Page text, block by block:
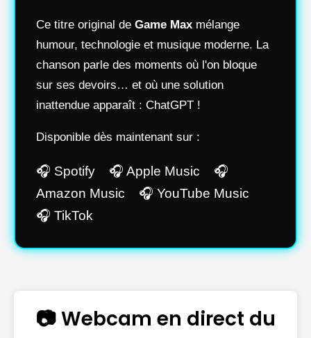
Ce titre original de Game Max mélange
humour, technologie et musique moderne. La
chanson parle des moments où l'on bloque
sur ses devoirs… et où une solution
inattendue apparaît : ChatGPT !
Disponible dès maintenant sur :
🎧 Spotify 🎧 Apple Music 🎧
Amazon Music 🎧 YouTube Music
🎧 TikTok
📷 Webcam en direct du